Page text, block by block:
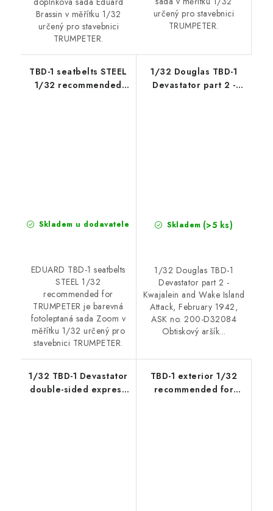
Brassin v měřítku 1/32
určený pro stavebnici
TRUMPETER.
určený pro stavebnici
TRUMPETER.
TBD-1 seatbelts STEEL
1/32 recommended
Skladem u dodavatele
EDUARD TBD-1 seatbelts
STEEL 1/32
recommended for
TRUMPETER je barevná
fotoleptaná sada Zoom v
měřítku 1/32 určený pro
stavebnici TRUMPETER.
1/32 Douglas TBD-1
Devastator part 2 -
Skladem (>5 ks)
1/32 Douglas TBD-1
Devastator part 2 -
Kwajalein and Wake Island
Attack, February 1942,
ASK no. 200-D32084
Obtiskový aršík...
1/32 TBD-1 Devastator
double-sided express
TBD-1 exterior 1/32
recommended for